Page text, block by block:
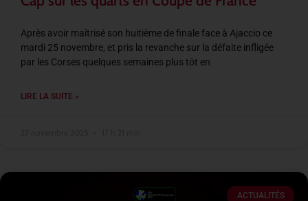
Après avoir maîtrisé son huitième de finale face à Ajaccio ce
mardi 25 novembre, et pris la revanche sur la défaite infligée
par les Corses quelques semaines plus tôt en
LIRE LA SUITE »
ACTUALITÉS